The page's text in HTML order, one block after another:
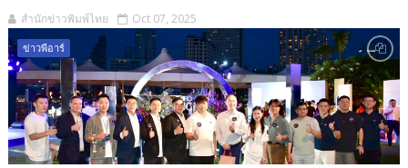
สำนักข่าวพิมพ์ไทย Oct 07, 2025
ข่าวพีอาร์